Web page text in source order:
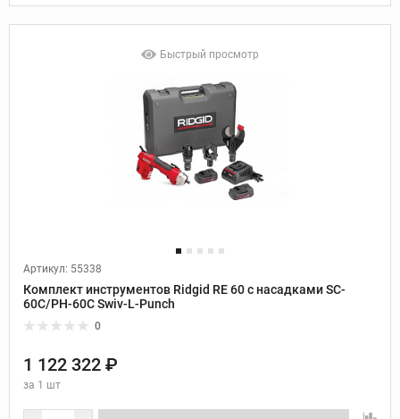
Быстрый просмотр
Артикул: 55338
Комплект инструментов Ridgid RE 60 с насадками SC-
60C/PH-60C Swiv-L-Punch
0
1 122 322 ₽
за 1 шт